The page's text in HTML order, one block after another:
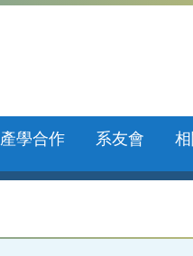
產學合作 系友會